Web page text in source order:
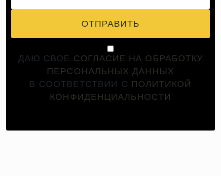
ОТПРАВИТЬ
ДАЮ СВОЕ СОГЛАСИЕ НА ОБРАБОТКУ
ПЕРСОНАЛЬНЫХ ДАННЫХ
В СООТВЕТСТВИИ С ПОЛИТИКОЙ
КОНФИДЕНЦИАЛЬНОСТИ